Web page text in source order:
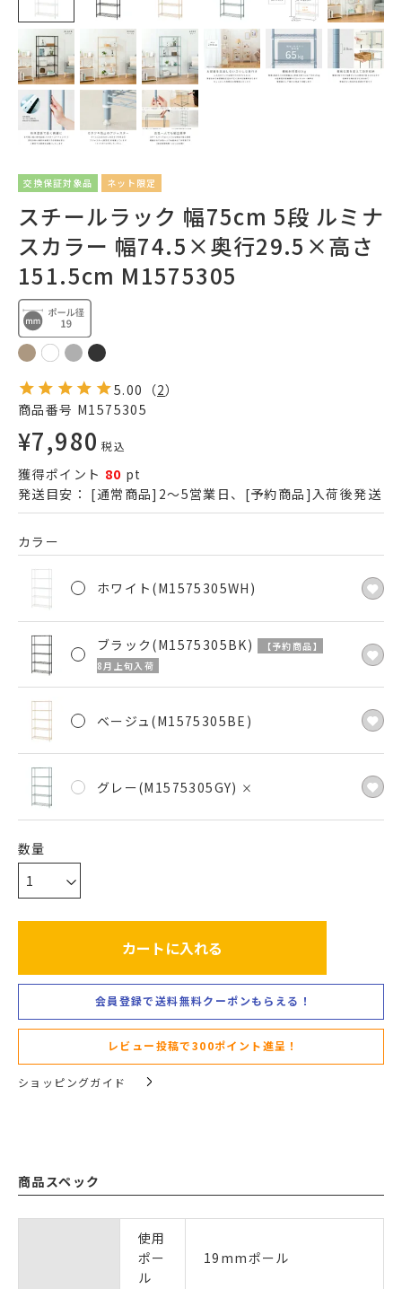
交換保証対象品 ネット限定
スチールラック 幅75cm 5段 ルミナ
スカラー 幅74.5×奥行29.5×高さ
151.5cm M1575305
5.00 （2）
商品番号 M1575305
¥7,980 税込
獲得ポイント 80 pt
発送目安： [通常商品]2～5営業日、[予約商品]入荷後発送
カラー
ホワイト(M1575305WH)
ブラック(M1575305BK)
【予約商品】
8月上旬入荷
ベージュ(M1575305BE)
グレー(M1575305GY) ×
カートに入れる
会員登録で送料無料クーポンもらえる！
レビュー投稿で300ポイント進呈！
ショッピングガイド
商品スペック
使用
ポー
ル
19mmポール